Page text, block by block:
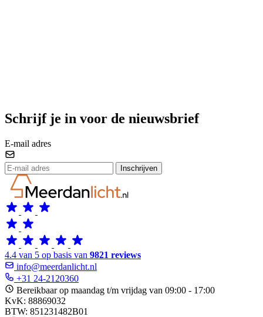
Schrijf je in voor de nieuwsbrief
E-mail adres
Inschrijven
4.4 van 5 op basis van 9821 reviews
info@meerdanlicht.nl
+31 24-2120360
Bereikbaar op maandag t/m vrijdag van 09:00 - 17:00
KvK: 88869032
BTW: 851231482B01